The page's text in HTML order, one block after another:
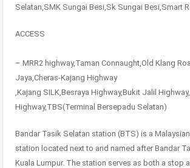
Selatan,SMK Sungai Besi,Sk Sungai Besi,Smart
ACCESS
– MRR2 highway,Taman Connaught,Old Klang
Jaya,Cheras-Kajang Highway
,Kajang SILK,Besraya Highway,Bukit Jalil
Highway,TBS(Terminal Bersepadu Selatan)
Bandar Tasik Selatan station (BTS) is a
station located next to and named after Bandar
Kuala Lumpur. The station serves as both a stop